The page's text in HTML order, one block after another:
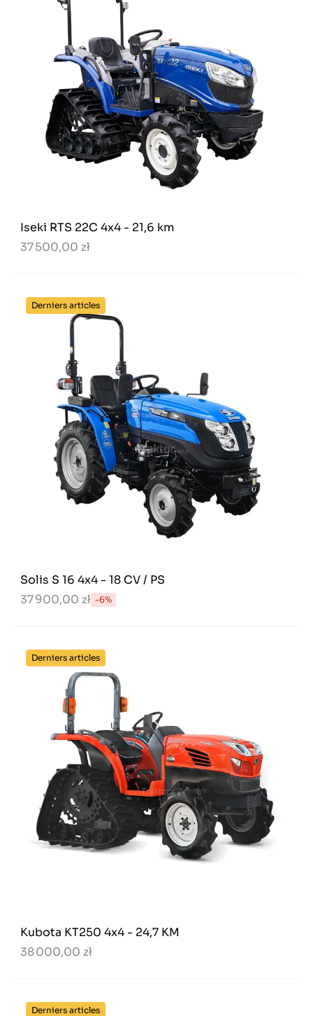
Iseki RTS 22C 4x4 - 21,6 km
37 500,00 zł
Derniers articles
Solis S 16 4x4 - 18 CV / PS
37 900,00 zł -6%
Derniers articles
Kubota KT250 4x4 - 24,7 KM
38 000,00 zł
Derniers articles